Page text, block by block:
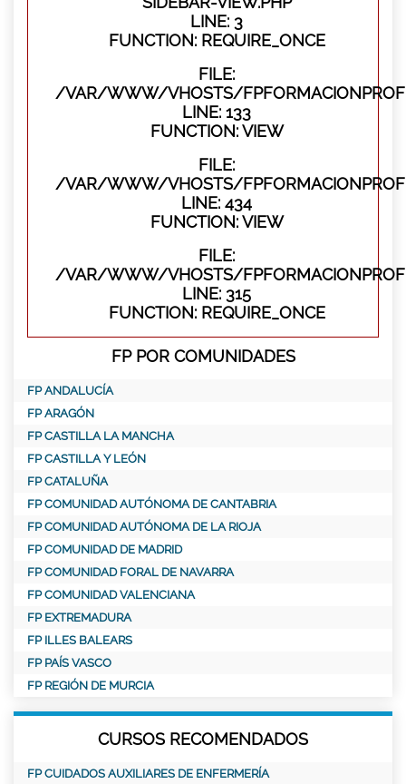
LINE: 3
FUNCTION: REQUIRE_ONCE
FILE:
/VAR/WWW/VHOSTS/
LINE: 133
FUNCTION: VIEW
FILE:
/VAR/WWW/VHOSTS/
LINE: 434
FUNCTION: VIEW
FILE:
/VAR/WWW/VHOSTS/
LINE: 315
FUNCTION: REQUIRE_ONCE
FP POR COMUNIDADES
FP ANDALUCÍA
FP ARAGÓN
FP CASTILLA LA MANCHA
FP CASTILLA Y LEÓN
FP CATALUÑA
FP COMUNIDAD AUTÓNOMA DE CANTABRIA
FP COMUNIDAD AUTÓNOMA DE LA RIOJA
FP COMUNIDAD DE MADRID
FP COMUNIDAD FORAL DE NAVARRA
FP COMUNIDAD VALENCIANA
FP EXTREMADURA
FP ILLES BALEARS
FP PAÍS VASCO
FP REGIÓN DE MURCIA
CURSOS RECOMENDADOS
FP CUIDADOS AUXILIARES DE ENFERMERÍA